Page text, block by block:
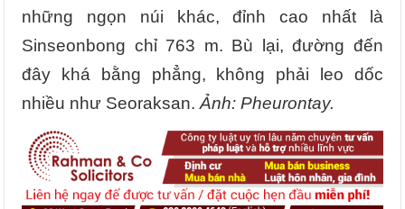
những ngọn núi khác, đỉnh cao nhất là
Sinseonbong chỉ 763 m. Bù lại, đường đến
đây khá bằng phẳng, không phải leo dốc
nhiều như Seoraksan.Ảnh: Pheurontay.